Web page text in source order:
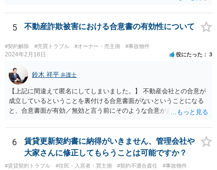
になれば、買主に対して善管注意義務違反を負う可能性はあります。
契約不適合の責任追及は、専門性の高い分野ですので、個人での対応
の法律事務所に資料を持参して直接ご相談された方がよいです。
5 不動産詐欺被害における合意書の有効性について
#契約解除 #売買トラブル #オーナー・売主側 #事故物件
2024年2月18日 役にたった 3
鈴木 祥平 弁護士
【上記に間違えて匿名にしてしまいました。】 不動産会社との合意が
成立しているということを裏付ける合意書面がないということになる
と、合意書面が有効／無効と言う前にそのような合意がお互いになさ
ーに録音をしている「合意書は渡します。」と言う内容では、直ちに
合意が成立したということを裏付けられるかというと疑問です。 相手
方が「合意書面に違反しているから白紙撤回する。」と主張している
ことをもって、「合意が成立していたから「白紙撤回」されているの
6
賃貸更新契約書に納得がいきません、管理会社や
大家さんに修正してもらうことは可能ですか？
#賃貸契約トラブル #住民・入居者・買主側 #契約不適合責任 #事故物件